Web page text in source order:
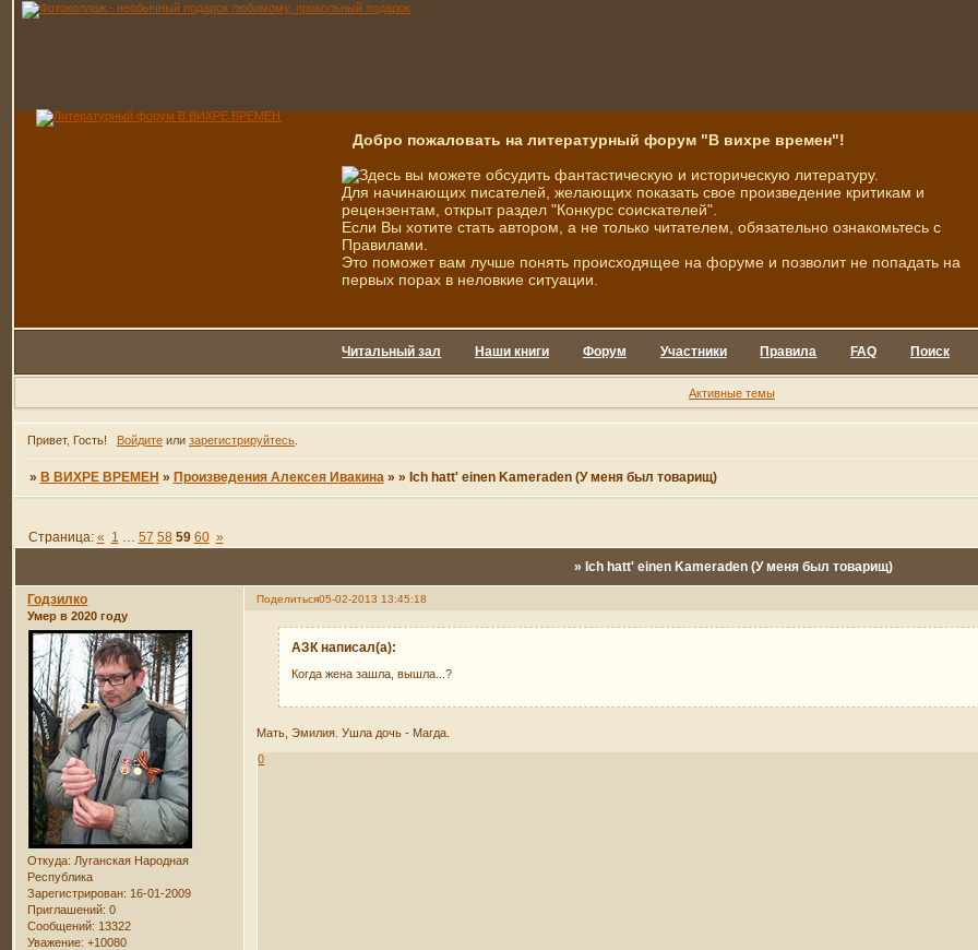
Добро пожаловать на литературный форум "В вихре времен"!
Здесь вы можете обсудить фантастическую и историческую литературу.
Для начинающих писателей, желающих показать свое произведение критикам и
рецензентам, открыт раздел "Конкурс соискателей".
Если Вы хотите стать автором, а не только читателем, обязательно ознакомьтесь с
Правилами.
Это поможет вам лучше понять происходящее на форуме и позволит не попадать на
первых порах в неловкие ситуации.
Читальный зал Наши книги Форум Участники Правила FAQ Поиск
Активные темы
Привет, Гость! Войдитеили зарегистрируйтесь.
» В ВИХРЕ ВРЕМЕН » Произведения Алексея Ивакина » » Ich hatt' einen Kameraden (У меня был товарищ)
» Ich hatt' einen Kameraden (У меня был товарищ)
Страница: « 1 … 57 58 59 60 »
Поделиться05-02-2013 13:45:18
Годзилко
Умер в 2020 году
Откуда: Луганская Народная
Республика
Зарегистрирован: 16-01-2009
Приглашений: 0
Сообщений: 13322
Уважение: +10080
АЗК написал(а):
Когда жена зашла, вышла...?
Мать, Эмилия. Ушла дочь - Магда.
0